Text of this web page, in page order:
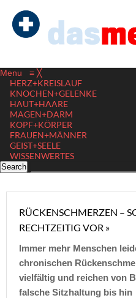
Menu ≡ ╳
HERZ+KREISLAUF
KNOCHEN+GELENKE
HAUT+HAARE
MAGEN+DARM
KOPF+KÖRPER
FRAUEN+MÄNNER
GEIST+SEELE
WISSENWERTES
RÜCKENSCHMERZEN –
RECHTZEITIG VOR »
Immer mehr Menschen
chronischen
vielfältig und reichen von
falsche Sitzhaltung bis hin